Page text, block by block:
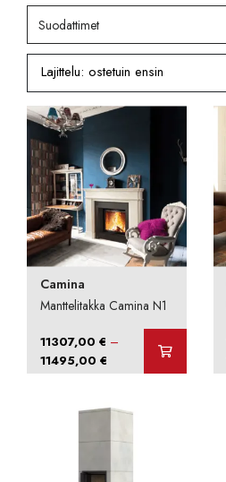
Suodattimet
Camina
Manttelitakka Camina N1
11307,00€ –
11495,00€ Hintaluokka:
11307,00 €
11495,00 €